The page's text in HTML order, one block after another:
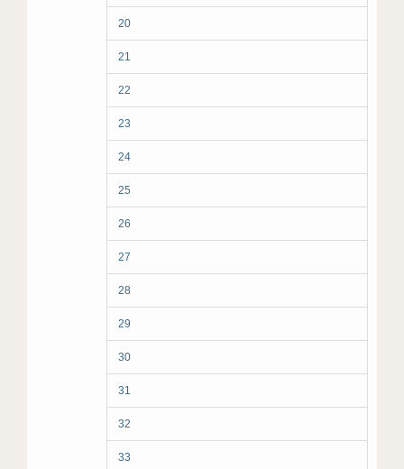
20
21
22
23
24
25
26
27
28
29
30
31
32
33